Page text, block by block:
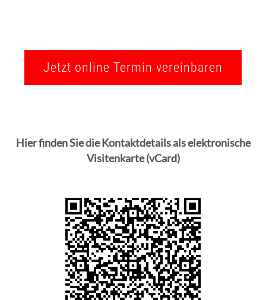
Jetzt online Termin vereinbaren
Hier finden Sie die Kontaktdetails als elektronische
Visitenkarte (vCard)